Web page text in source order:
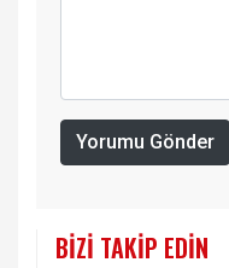
Yorumu Gönder
BIZI TAKIP EDIN